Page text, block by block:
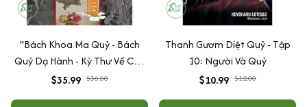
"Bách Khoa Ma Quỷ - Bách
Quỷ Dạ Hành - Kỳ Thư Về Các
Loài Ma Quỷ Nhật Bản "
$35.99 $36.00
Thanh Gươm Diệt Quỷ - Tập
10: Người Và Quỷ
$10.99 $12.00